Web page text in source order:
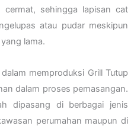
cermat, sehingga lapisan cat
atau pudar meskipun
lama.
memproduksi Grill Tutup
dalam proses pemasangan.
dipasang di berbagai jenis
perumahan maupun di